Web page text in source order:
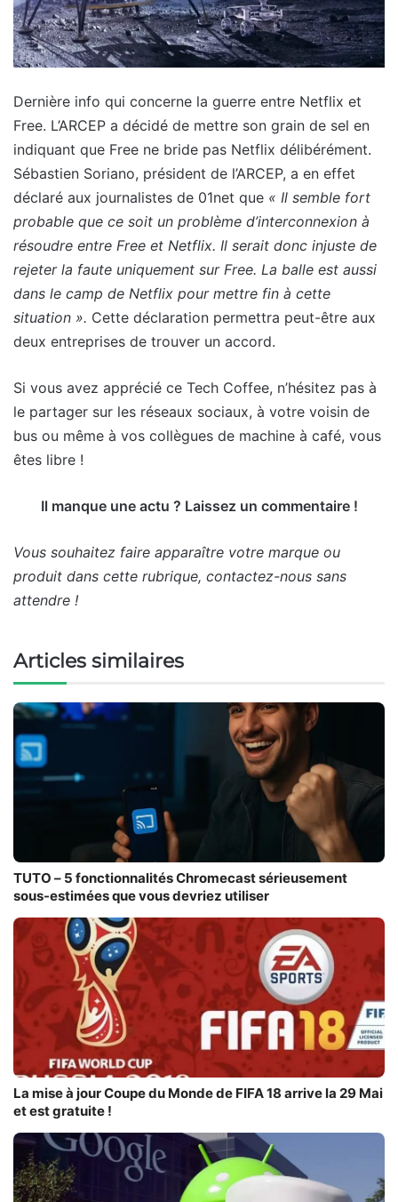
Dernière info qui concerne la guerre entre Netflix et
Free. L’ARCEP a décidé de mettre son grain de sel en
indiquant que Free ne bride pas Netflix délibérément.
Sébastien Soriano, président de l’ARCEP, a en effet
déclaré aux journalistes de 01net que « Il semble fort
probable que ce soit un problème d’interconnexion à
résoudre entre Free et Netflix. Il serait donc injuste de
rejeter la faute uniquement sur Free. La balle est aussi
dans le camp de Netflix pour mettre fin à cette
situation ». Cette déclaration permettra peut-être aux
deux entreprises de trouver un accord.
Si vous avez apprécié ce Tech Coffee, n’hésitez pas à
le partager sur les réseaux sociaux, à votre voisin de
bus ou même à vos collègues de machine à café, vous
êtes libre !
Il manque une actu ? Laissez un commentaire !
Vous souhaitez faire apparaître votre marque ou
produit dans cette rubrique, contactez-nous sans
attendre !
Articles similaires
TUTO – 5 fonctionnalités Chromecast sérieusement
sous-estimées que vous devriez utiliser
La mise à jour Coupe du Monde de FIFA 18 arrive la 29 Mai
et est gratuite !